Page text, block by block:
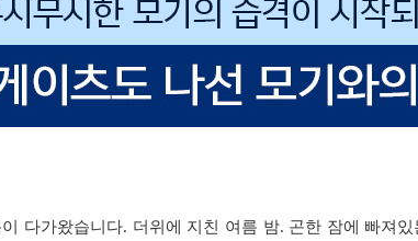
다가왔습니다. 더위에 지친 여름 밤. 곤한 잠에 빠져